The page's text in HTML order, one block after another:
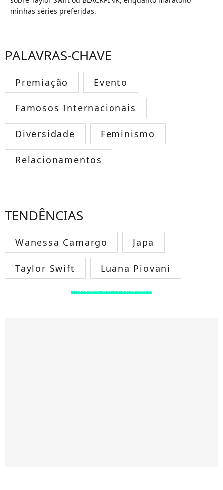
minhas séries preferidas.
PALAVRAS-CHAVE
Premiação Evento
Famosos Internacionais
Diversidade Feminismo
Relacionamentos
TENDÊNCIAS
Wanessa Camargo Japa
Taylor Swift Luana Piovani
TODOS OS FAMOSOS